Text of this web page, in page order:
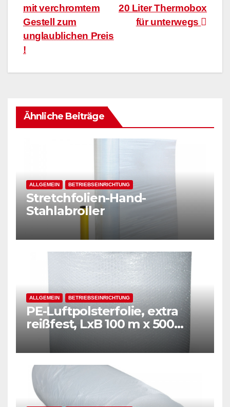
20 Liter Thermobox
für unterwegs
mit verchromtem
Gestell zum
unglaublichen Preis
!
Ähnliche Beiträge
ALLGEMEIN BETRIEBSEINRICHTUNG
Stretchfolien-Hand-
Stahlabroller
ALLGEMEIN BETRIEBSEINRICHTUNG
PE-Luftpolsterfolie, extra
reißfest, LxB 100 m x 500
mm, Stärke 50 mµ, 2-Schicht-
Folie, transparent